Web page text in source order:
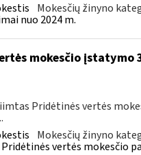
Mokesčių žinyno
nuo 2024 m.
mokesčio įstatymo
Pridėtinės vertės
Mokesčių žinyno
vertės mokesčio